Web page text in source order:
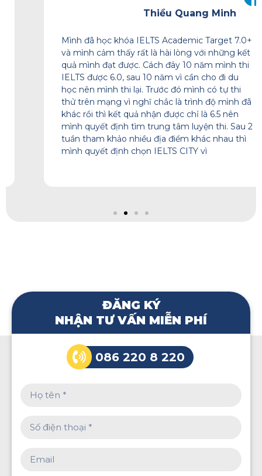
Mình đã học khóa IELTS Academic Target 7.0+
và mình cảm thấy rất là hài lòng với những kết
quả mình đạt được. Cách đây 10 năm mình thi
IELTS được 6.0, sau 10 năm vì cần cho đi du
học nên mình thi lại. Trước đó mình có tự thi
thử trên mạng vì nghĩ chắc là trình độ mình đã
khác rồi thì kết quả nhận được chỉ là 6.5 nên
mình quyết định tìm trung tâm luyện thi. Sau 2
tuần tham khảo nhiều địa điểm khác nhau thì
mình quyết định chọn IELTS CITY vì
Thiều Quang Minh
ĐĂNG KÝ
NHẬN TƯ VẤN MIỄN PHÍ
086 220 8 220